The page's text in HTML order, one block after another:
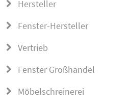
Hersteller
Fenster-Hersteller
Vertrieb
Fenster Großhandel
Möbelschreinerei